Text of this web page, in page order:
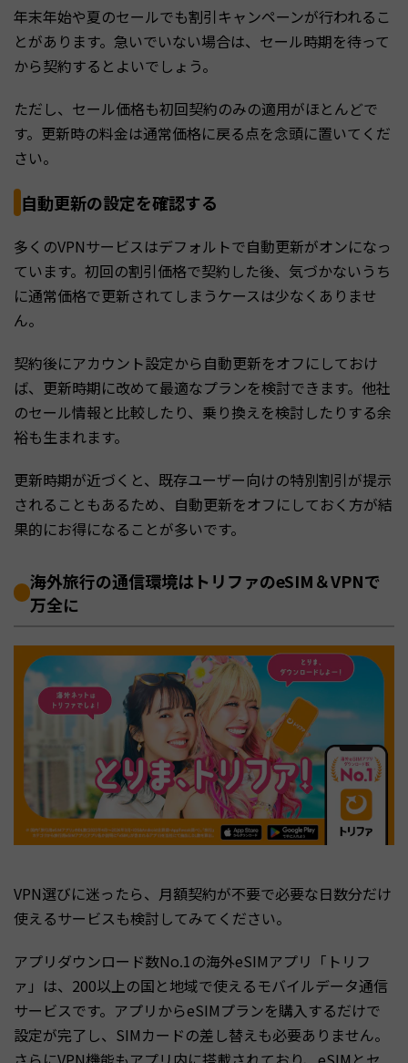
年末年始や夏のセールでも割引キャンペーンが行われるこ
とがあります。急いでいない場合は、セール時期を待って
から契約するとよいでしょう。
ただし、セール価格も初回契約のみの適用がほとんどで
す。更新時の料金は通常価格に戻る点を念頭に置いてくだ
さい。
自動更新の設定を確認する
多くのVPNサービスはデフォルトで自動更新がオンになっ
ています。初回の割引価格で契約した後、気づかないうち
に通常価格で更新されてしまうケースは少なくありませ
ん。
契約後にアカウント設定から自動更新をオフにしておけ
ば、更新時期に改めて最適なプランを検討できます。他社
のセール情報と比較したり、乗り換えを検討したりする余
裕も生まれます。
更新時期が近づくと、既存ユーザー向けの特別割引が提示
されることもあるため、自動更新をオフにしておく方が結
果的にお得になることが多いです。
海外旅行の通信環境はトリファのeSIM＆VPNで
万全に
VPN選びに迷ったら、月額契約が不要で必要な日数分だけ
使えるサービスも検討してみてください。
アプリダウンロード数No.1の海外eSIMアプリ「トリフ
ァ」は、200以上の国と地域で使えるモバイルデータ通信
サービスです。アプリからeSIMプランを購入するだけで
設定が完了し、SIMカードの差し替えも必要ありません。